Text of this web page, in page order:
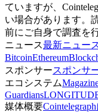
ていますが、
い場合があります。
前にご自身で調査を
ニュース最新ニュー
BitcoinEthereum
スポンサースポンサ
エコシステム
Guardians
媒体概要